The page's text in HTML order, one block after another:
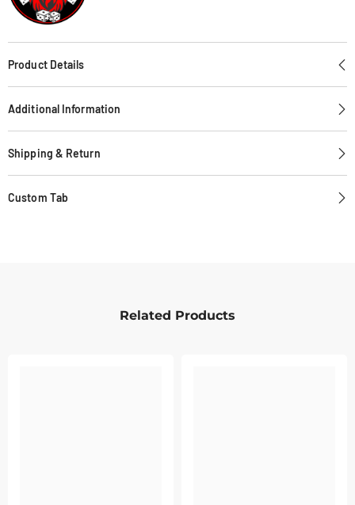
Product Details
Additional Information
Shipping & Return
Custom Tab
Related Products